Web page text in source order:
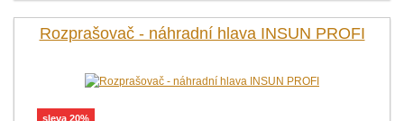
Rozprašovač - náhradní hlava INSUN PROFI
sleva 20%